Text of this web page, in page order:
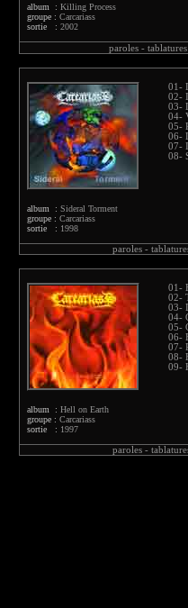
album : Killing Process
groupe : Carcariass
sortie : 2002
paroles -
album : Sideral Torment
groupe : Carcariass
sortie : 1998
01-
02-
03-
04-
05-
06-
07-
08-
paroles -
album : Hell on Earth
groupe : Carcariass
sortie : 1997
01-
02-
03-
04-
05-
06-
07-
08-
09-
paroles -